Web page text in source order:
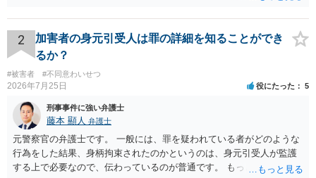
2
加害者の身元引受人は罪の詳細を知ることができ
るか？
#被害者 #不同意わいせつ
2026年7月25日 役にたった 5
刑事事件に強い弁護士
藤本 顯人 弁護士
元警察官の弁護士です。 一般には、罪を疑われている者がどのような
行為をした結果、身柄拘束されたのかというのは、身元引受人が監護
する上で必要なので、伝わっているのが普通です。 もっとも、事実関